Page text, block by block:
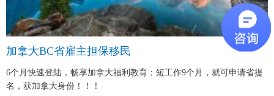
加拿大BC省雇主担保移民
6个月快速登陆，畅享加拿大福利教育；短工作9个月，就可申请省提
名，获加拿大身份！！！